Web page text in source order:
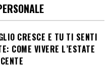
CRESCE E TU TI SENTI
COME VIVERE L’ESTATE